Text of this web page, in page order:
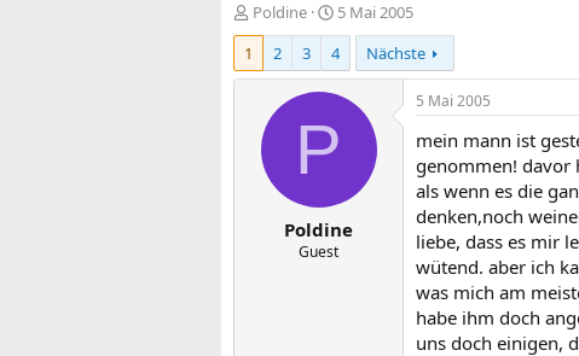
E
r
t
Poldine
E
r
s
t
e
l
m
5 Mai 2005
1
2 3 4 Nächste
P
Poldine
Guest
5 Mai 2005
mein mann ist
genommen! davor
als wenn es die
denken,noch
liebe, dass es mir
wütend. aber ich
was mich am
habe ihm doch
uns doch einigen,